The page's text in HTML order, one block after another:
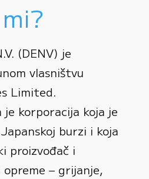
mi?
(DENV) je
vlasništvu
Limited.
korporacija koja je
burzi i koja
proizvođač i
opreme – grijanje,